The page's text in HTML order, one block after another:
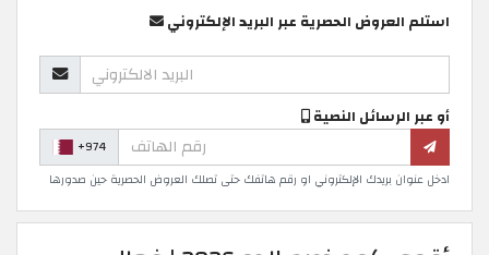
استلم العروض الحصرية عبر البريد الإلكتروني
أو عبر الرسائل النصية
+974
ادخل عنوان بريدك الإلكتروني او رقم هاتفك حتى تصلك العروض الحصرية حين صدورها